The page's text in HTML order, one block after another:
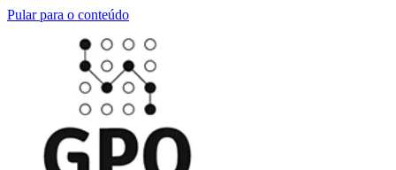
Pular para o conteúdo